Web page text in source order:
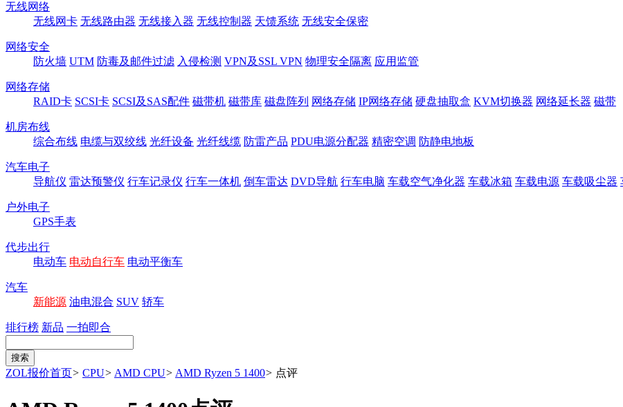
无线网络
无线网卡 无线路由器 无线接入器 无线控制器 天馈系统 无线安全保密
网络安全
防火墙 UTM 防毒及邮件过滤 入侵检测 VPN及SSL VPN 物理安全隔离 应用监管
网络存储
RAID卡 SCSI卡 SCSI及SAS配件 磁带机 磁带库 磁盘阵列 网络存储 IP网络存储 硬盘抽取盒 KVM切换器 网络延长器 磁带
机房布线
综合布线 电缆与双绞线 光纤设备 光纤线缆 防雷产品 PDU电源分配器 精密空调 防静电地板
汽车电子
导航仪 雷达预警仪 行车记录仪 行车一体机 倒车雷达 DVD导航 行车电脑 车载空气净化器 车载冰箱 车载电源 车载吸尘器
户外电子
GPS手表
代步出行
电动车 电动自行车 电动平衡车
汽车
新能源 油电混合 SUV 轿车
排行榜 新品 一拍即合
ZOL报价首页> CPU> AMD CPU> AMD Ryzen 5 1400> 点评